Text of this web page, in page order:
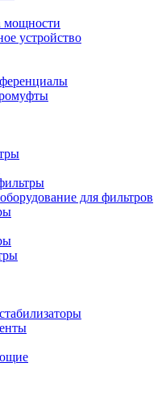
мощности
устройство
для фильтров